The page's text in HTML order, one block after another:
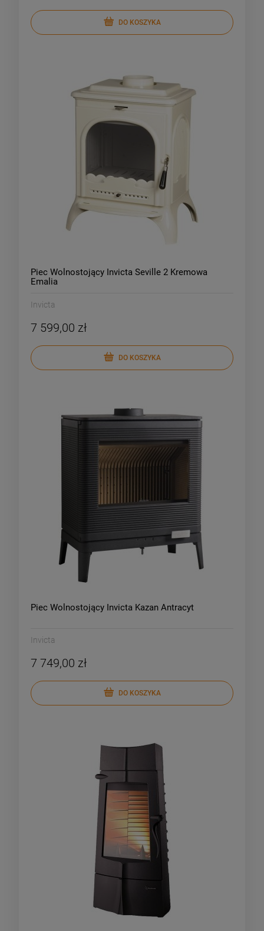
DO KOSZYKA
Piec Wolnostojący Invicta Seville 2 Kremowa
Emalia
Invicta
7 599,00 zł
DO KOSZYKA
Piec Wolnostojący Invicta Kazan Antracyt
Invicta
7 749,00 zł
DO KOSZYKA